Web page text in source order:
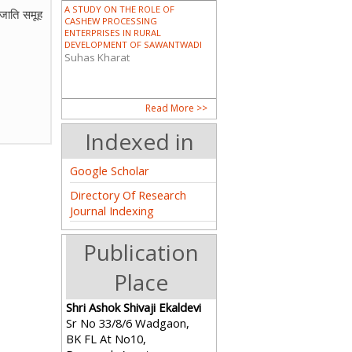
समूह
A STUDY ON THE ROLE OF
CASHEW PROCESSING
ENTERPRISES IN RURAL
DEVELOPMENT OF SAWANTWADI
Suhas Kharat
DALIT AND SCHEDULED TRIBE
WOMEN IN INDIA
Dr. Sunita Pandro
PIONEERING WOMEN IN MODERN
ASSAM: A HISTORICAL ANALYSIS
OF THE CONTRIBUTIONS OF
AMALPRAVA DAS
Guptajit Pathak
भारताच्या निर्मितीमध्ये आणि कोकण पर्यटनात
महिलांचे योगदान (महाराष्ट्र विशेष संदर्भ)
Mr. Satyajit R. Raje
Read More >>
Indexed in
Google Scholar
Directory Of Research
Journal Indexing
Publication
Place
Shri Ashok Shivaji Ekaldevi
Sr No 33/8/6 Wadgaon,
BK FL At No10,